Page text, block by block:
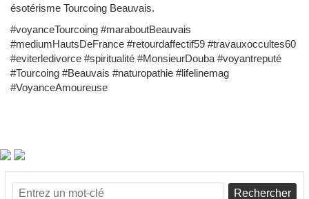
ésotérisme Tourcoing Beauvais.
#voyanceTourcoing #maraboutBeauvais
#mediumHautsDeFrance #retourdaffectif59 #travauxoccultes60
#eviterledivorce #spiritualité #MonsieurDouba #voyantreputé
#Tourcoing #Beauvais #naturopathie #lifelinemag
#VoyanceAmoureuse
Rechercher